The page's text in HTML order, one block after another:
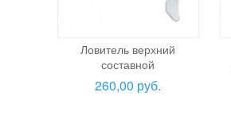
Ловитель верхний
составной
260,00 руб.